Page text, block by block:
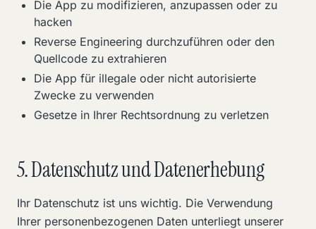
Die App zu modifizieren, anzupassen oder zu
hacken
Reverse Engineering durchzuführen oder den
Quellcode zu extrahieren
Die App für illegale oder nicht autorisierte
Zwecke zu verwenden
Gesetze in Ihrer Rechtsordnung zu verletzen
5. Datenschutz und Datenerhebung
Ihr Datenschutz ist uns wichtig. Die Verwendung
Ihrer personenbezogenen Daten unterliegt unserer